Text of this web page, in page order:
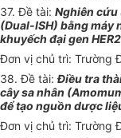
37. Đề tài: Nghiên cứu
(Dual-ISH) bằng máy
khuyếch đại gen
Đơn vị chủ trì: Trường
38. Đề tài:Điều tra
cây sa nhân
để tạo nguồn dược
Đơn vị chủ trì: Trường